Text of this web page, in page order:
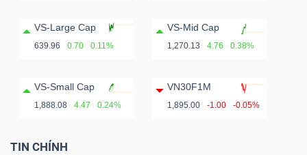
VS-Large Cap
639.96 0.70 0.11%
VS-Mid Cap
1,270.13 4.76 0.38%
VS-Small Cap
1,888.08 4.47 0.24%
VN30F1M
1,895.00 -1.00 -0.05%
TIN CHÍNH